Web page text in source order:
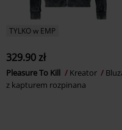
TYLKO w EMP
329.90 zł
Pleasure To Kill Kreator
z kapturem rozpinana